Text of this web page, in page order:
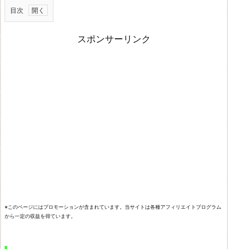
目次
昇
ト
スポンサーリンク
※このページにはプロモーションが含まれています。当サイトは各種アフィリエイトプログラム
から一定の収益を得ています。